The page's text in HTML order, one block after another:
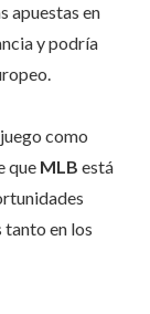
apuestas en
y podría
como
que MLB está
tanto en los